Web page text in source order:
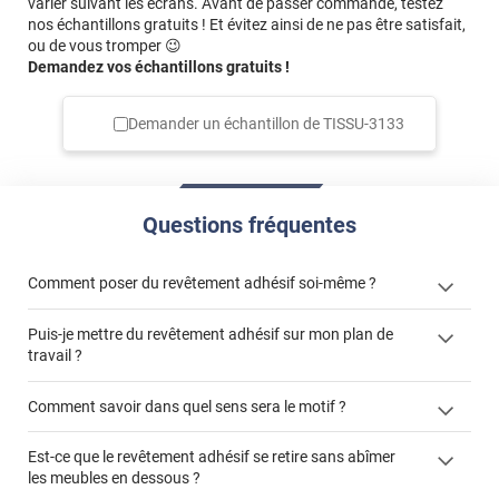
nos échantillons gratuits ! Et évitez ainsi de ne pas être satisfait,
ou de vous tromper 😉
Demandez vos échantillons gratuits !
Demander un échantillon deTISSU-3133
Questions fréquentes
Comment poser du revêtement adhésif soi-même ?
« Comment poser un revêtement adhésif ? »
Puis-je mettre du revêtement adhésif sur mon plan de
travail ?
"Peut-on installer du
Comment savoir dans quel sens sera le motif ?
Est-ce que le revêtement adhésif se retire sans abîmer
les meubles en dessous ?